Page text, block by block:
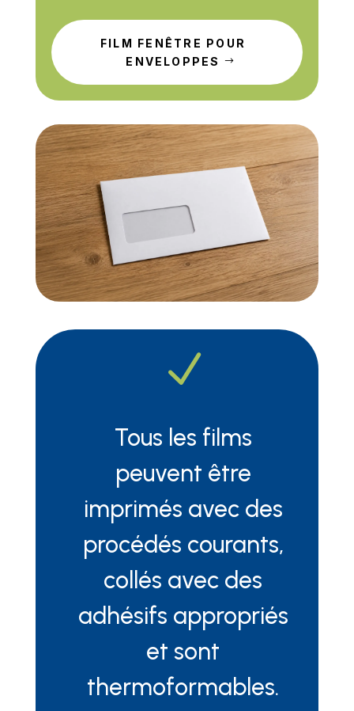
FILM FENÊTRE POUR
ENVELOPPES
N
Tous les films
peuvent être
imprimés avec des
procédés courants,
collés avec des
adhésifs appropriés
et sont
thermoformables.